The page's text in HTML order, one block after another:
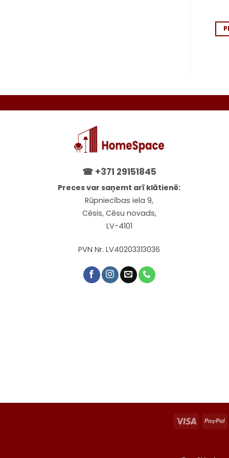
☎ +371 29151845
Preces var saņemt arī klātienē:
Rūpniecības iela 9,
Cēsis, Cēsu novads,
LV-4101
PVN Nr. LV40203313036
Visa